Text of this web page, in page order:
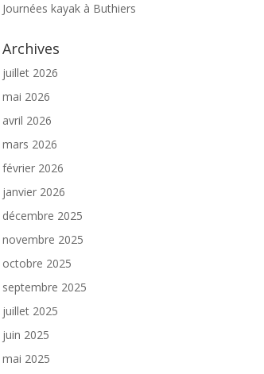
Journées kayak à Buthiers
Archives
juillet 2026
mai 2026
avril 2026
mars 2026
février 2026
janvier 2026
décembre 2025
novembre 2025
octobre 2025
septembre 2025
juillet 2025
juin 2025
mai 2025